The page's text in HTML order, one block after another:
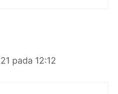
pada 12:12